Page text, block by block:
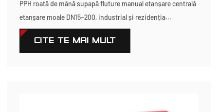
PPH roată de mână supapă fluture manual etanșare centrală
etanșare moale DN15–200, industrial și rezidenția...
CITEŞTE MAI MULT